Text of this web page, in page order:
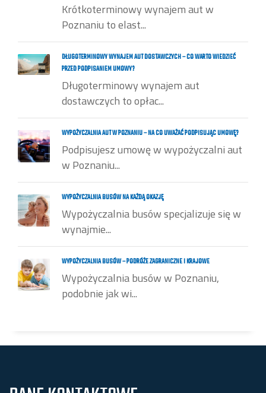
Krótkoterminowy wynajem aut w
Poznaniu to elast...
DŁUGOTERMINOWY WYNAJEM AUT DOSTAWCZYCH – CO WARTO WIEDZIEĆ
PRZED PODPISANIEM UMOWY?
Długoterminowy wynajem aut
dostawczych to opłac...
WYPOŻYCZALNIA AUT W POZNANIU – NA CO UWAŻAĆ PODPISUJĄC UMOWĘ?
Podpisujesz umowę w wypożyczalni aut
w Poznaniu...
WYPOŻYCZALNIA BUSÓW NA KAŻDĄ OKAZJĘ
Wypożyczalnia busów specjalizuje się w
wynajmie...
WYPOŻYCZALNIA BUSÓW – PODRÓŻE ZAGRANICZNE I KRAJOWE
Wypożyczalnia busów w Poznaniu,
podobnie jak wi...